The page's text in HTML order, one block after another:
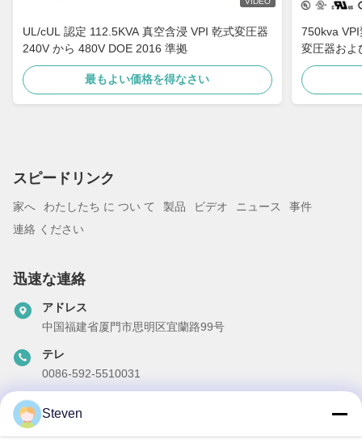
UL/cUL 認定 112.5KVA 真空含浸 VPI 乾式変圧器
240V から 480V DOE 2016 準拠
最もよい価格を得なさい
750kva
変圧器およ
スピードリンク
家へ わたしたち に つい て 製品 ビデオ ニュース
事件
連絡 ください
迅速な連絡
アドレス
中国福建省厦門市思明区宜蘭路99号
テレ
0086-592-5510031
steven@winley-electric.com
Steven